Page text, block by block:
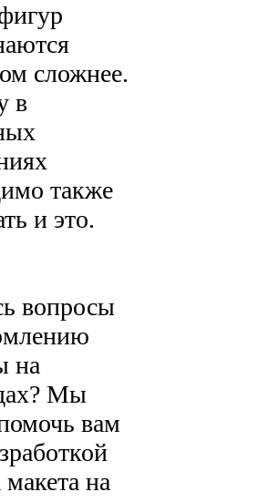
сложнее.
в
также
и это.
вопросы
на
Мы
вам
на